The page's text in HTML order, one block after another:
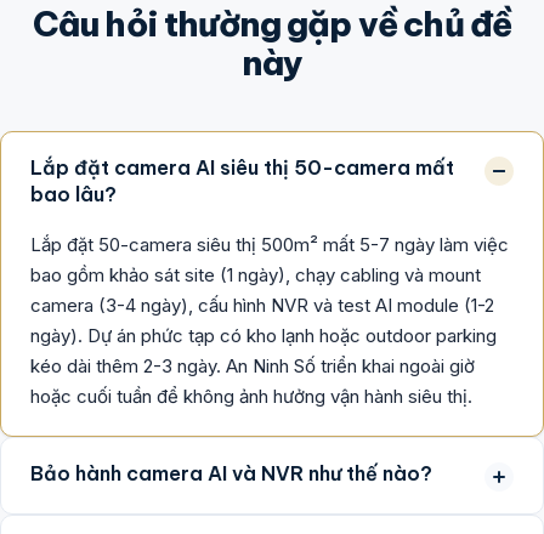
Câu hỏi thường gặp về chủ đề
này
Lắp đặt camera AI siêu thị 50-camera mất
bao lâu?
Lắp đặt 50-camera siêu thị 500m² mất 5-7 ngày làm việc
bao gồm khảo sát site (1 ngày), chạy cabling và mount
camera (3-4 ngày), cấu hình NVR và test AI module (1-2
ngày). Dự án phức tạp có kho lạnh hoặc outdoor parking
kéo dài thêm 2-3 ngày. An Ninh Số triển khai ngoài giờ
hoặc cuối tuần để không ảnh hưởng vận hành siêu thị.
Bảo hành camera AI và NVR như thế nào?